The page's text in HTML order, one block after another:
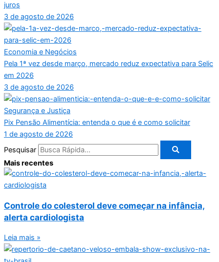
juros
3 de agosto de 2026
Economia e Negócios
Pela 1ª vez desde março, mercado reduz expectativa para Selic
em 2026
3 de agosto de 2026
Segurança e Justiça
Pix Pensão Alimentícia: entenda o que é e como solicitar
1 de agosto de 2026
Pesquisar
Mais recentes
Controle do colesterol deve começar na infância,
alerta cardiologista
Leia mais »